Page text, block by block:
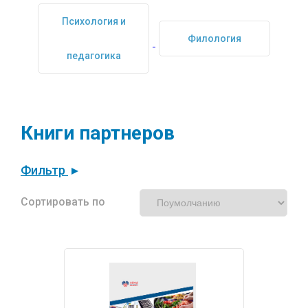
Психология и
педагогика
Филология
Книги партнеров
Фильтр
Сортировать по